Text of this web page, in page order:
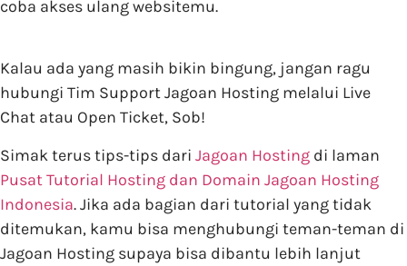
coba akses ulang websitemu.
Kalau ada yang masih bikin bingung, jangan ragu
hubungi Tim Support Jagoan Hosting melalui Live
Chat atau Open Ticket, Sob!
Simak terus tips-tips dari Jagoan Hosting di laman
Pusat Tutorial Hosting dan Domain Jagoan Hosting
Indonesia. Jika ada bagian dari tutorial yang tidak
ditemukan, kamu bisa menghubungi teman-teman di
Jagoan Hosting supaya bisa dibantu lebih lanjut